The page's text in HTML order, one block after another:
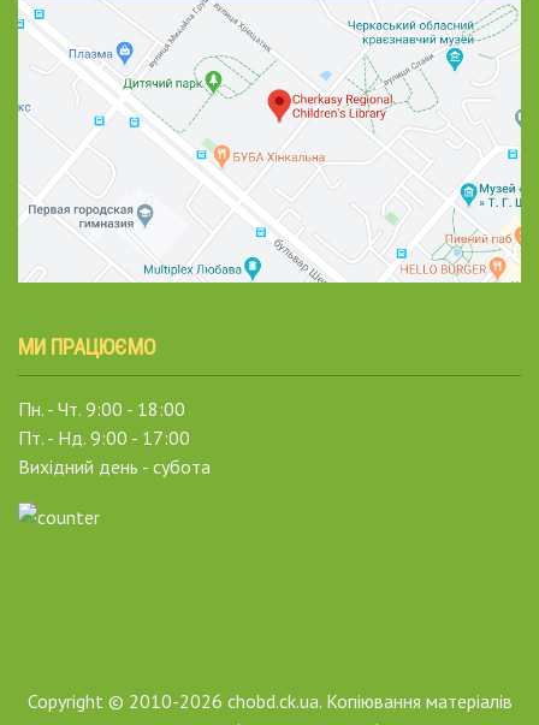
МИ ПРАЦЮЄМО
Пн. - Чт. 9:00 - 18:00
Пт. - Нд. 9:00 - 17:00
Вихідний день - субота
Copyright © 2010-2026 chobd.ck.ua. Копіювання матеріалів